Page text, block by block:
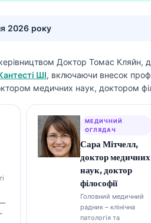
2026 року
Доктор Томас Кляйн,
ШІ, включаючи внесок
медичних наук, доктором
МЕДИЧНИЙ
ОГЛЯДАЧ
Сара Мітчелл,
доктор медичних
наук, доктор
філософії
Головний медичний
радник – клінічна
патологія та